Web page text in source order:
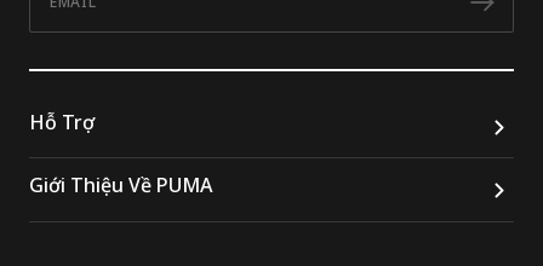
Hỗ Trợ
Giới Thiệu Về PUMA